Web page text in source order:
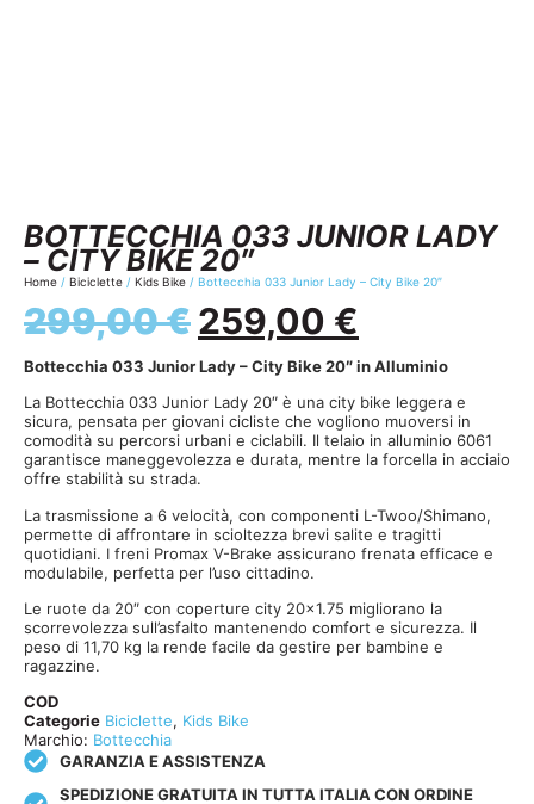
BOTTECCHIA 033 JUNIOR LADY
– CITY BIKE 20″
Home / Biciclette / Kids Bike / Bottecchia 033 Junior Lady – City Bike 20″
299,00€259,00 €
Bottecchia 033 Junior Lady – City Bike 20″ in Alluminio
La Bottecchia 033 Junior Lady 20″ è una city bike leggera e
sicura, pensata per giovani cicliste che vogliono muoversi in
comodità su percorsi urbani e ciclabili. Il telaio in alluminio 6061
garantisce maneggevolezza e durata, mentre la forcella in acciaio
offre stabilità su strada.
La trasmissione a 6 velocità, con componenti L-Twoo/Shimano,
permette di affrontare in scioltezza brevi salite e tragitti
quotidiani. I freni Promax V-Brake assicurano frenata efficace e
modulabile, perfetta per l’uso cittadino.
Le ruote da 20″ con coperture city 20×1.75 migliorano la
scorrevolezza sull’asfalto mantenendo comfort e sicurezza. Il
peso di 11,70 kg la rende facile da gestire per bambine e
ragazzine.
COD
Categorie Biciclette, Kids Bike
Marchio: Bottecchia
GARANZIA E ASSISTENZA
SPEDIZIONE GRATUITA IN TUTTA ITALIA CON ORDINE